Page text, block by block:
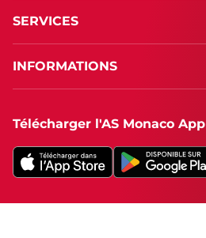
SERVICES
INFORMATIONS
Télécharger l'AS Monaco App